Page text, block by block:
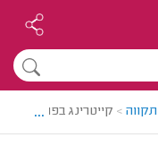
> קייטרינג בפתח תקווה
...